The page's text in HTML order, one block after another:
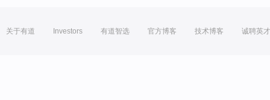
关于有道 Investors 有道智选 官方博客 技术博客 诚聘英才